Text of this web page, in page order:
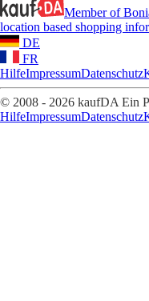
Member of
location based shopping
DE
FR
HilfeImpressumDatenschutz
© 2008 - 2026 kaufDA Ein
HilfeImpressumDatenschutz